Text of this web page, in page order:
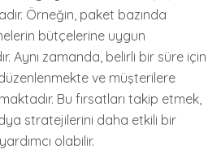
Örneğin, paket bazında
bütçelerine uygun
Aynı zamanda, belirli bir süre için
ve müşterilere
Bu fırsatları takip etmek,
stratejilerini daha etkili bir
olabilir.